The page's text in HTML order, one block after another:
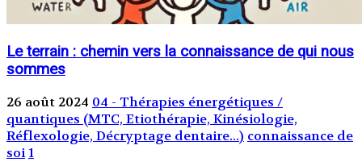
Le terrain : chemin vers la connaissance de qui nous
sommes
26 août 2024 04 - Thérapies énergétiques /
quantiques (MTC, Etiothérapie, Kinésiologie,
Réflexologie, Décryptage dentaire...) connaissance de
soi 1